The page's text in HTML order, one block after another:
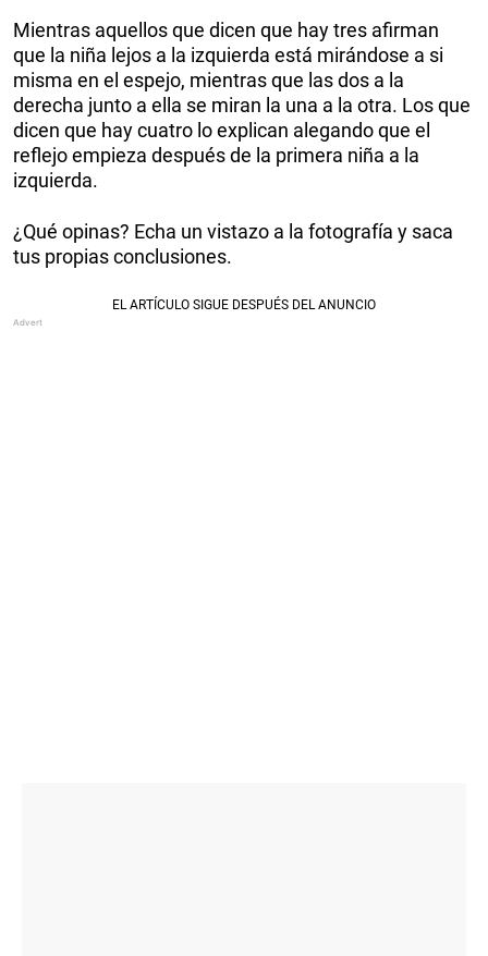
Mientras aquellos que dicen que hay tres afirman
que la niña lejos a la izquierda está mirándose a si
misma en el espejo, mientras que las dos a la
derecha junto a ella se miran la una a la otra. Los que
dicen que hay cuatro lo explican alegando que el
reflejo empieza después de la primera niña a la
izquierda.
¿Qué opinas? Echa un vistazo a la fotografía y saca
tus propias conclusiones.